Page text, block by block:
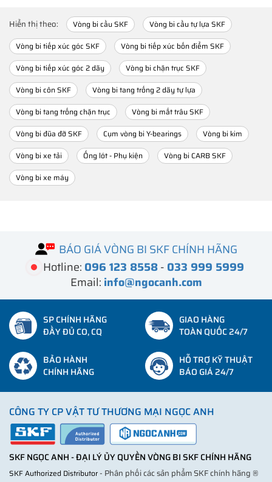
Hiển thị theo: Vòng bi cầu SKF
Vòng bi cầu tự lựa SKF
Vòng bi tiếp xúc góc SKF
Vòng bi tiếp xúc bốn điểm SKF
Vòng bi tiếp xúc góc 2 dãy
Vòng bi chặn trục SKF
Vòng bi côn SKF
Vòng bi tang trống 2 dãy tự lựa
Vòng bi tang trống chặn trục
Vòng bi mắt trâu SKF
Vòng bi đũa đỡ SKF
Cụm vòng bi Y-bearings
Vòng bi kim
Vòng bi xe tải
Ống lót - Phụ kiện
Vòng bi CARB SKF
Vòng bi xe máy
BÁO GIÁ VÒNG BI SKF CHÍNH HÃNG
Hotline: 096 123 8558- 033 999 5999
Email: info@ngocanh.com
SP CHÍNH HÃNG
ĐẦY ĐỦ CO, CQ
GIAO HÀNG
TOÀN QUỐC 24/7
BẢO HÀNH
CHÍNH HÃNG
HỖ TRỢ KỸ THUẬT
BÁO GIÁ 24/7
CÔNG TY CP VẬT TƯ THƯƠNG MẠI NGỌC ANH
SKF NGỌC ANH - ĐẠI LÝ ỦY QUYỀN VÒNG BI SKF CHÍNH HÃNG
SKF Authorized Distributor- Phân phối các sản phẩm SKF chính hãng ®